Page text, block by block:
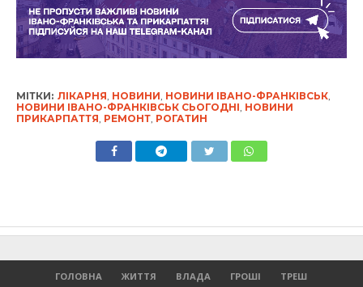
МІТКИ: ЛІКАРНЯ, НОВИНИ, НОВИНИ ІВАНО-ФРАНКІВСЬК,
НОВИНИ ІВАНО-ФРАНКІВСЬК СЬОГОДНІ, НОВИНИ
ПРИКАРПАТТЯ, РЕМОНТ, РОГАТИН
ГОЛОВНА ЖИТТЯ ВЛАДА ГРОШІ ТРЕШ